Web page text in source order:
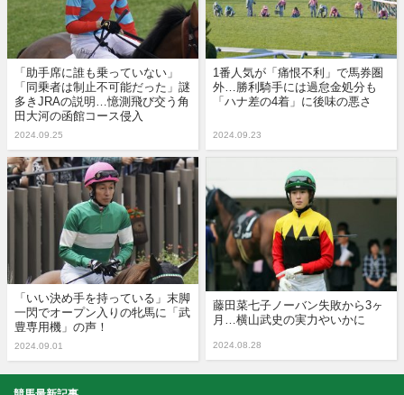
「助手席に誰も乗っていない」
「同乗者は制止不可能だった」謎
多きJRAの説明…憶測飛び交う角
田大河の函館コース侵入
2024.09.25
1番人気が「痛恨不利」で馬券圏
外…勝利騎手には過怠金処分も
「ハナ差の4着」に後味の悪さ
2024.09.23
「いい決め手を持っている」末脚
一閃でオープン入りの牝馬に「武
豊専用機」の声！
2024.09.01
藤田菜七子ノーバン失敗から3ヶ
月…横山武史の実力やいかに
2024.08.28